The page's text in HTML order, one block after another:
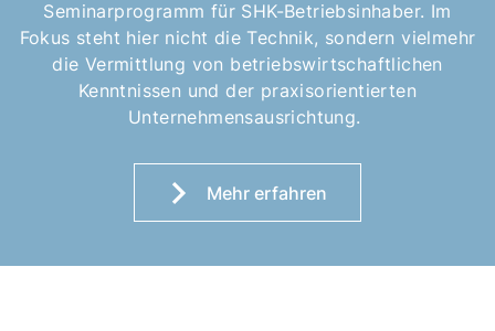
Seminarprogramm für SHK-Betriebsinhaber. Im
Fokus steht hier nicht die Technik, sondern vielmehr
die Vermittlung von betriebswirtschaftlichen
Kenntnissen und der praxisorientierten
Unternehmensausrichtung.
Mehr erfahren